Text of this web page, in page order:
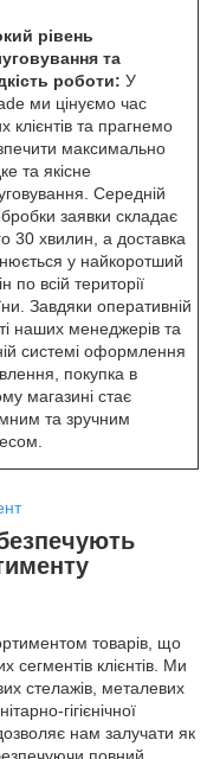
рівень
та
роботи: У
ми цінуємо час
клієнтів та прагнемо
максимально
та якісне
Середній
заявки складає
30 хвилин, а доставка
у найкоротший
по всій території
Завдяки оперативній
наших менеджерів та
системі оформлення
покупка в
магазині стає
та зручним
товарів, що
сегментів клієнтів. Ми
стелажів, металевих
гігієнічної
нам залучати як